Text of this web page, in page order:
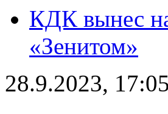
КДК вынес
«Зенитом»
28.9.2023, 17:05